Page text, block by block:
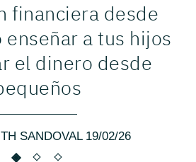
financiera desde
enseñar a tus hijos
el dinero desde
SANDOVAL 19/02/26